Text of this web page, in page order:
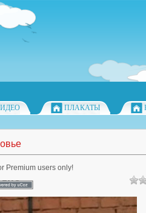
ПЛАКАТЫ
Premium users only!